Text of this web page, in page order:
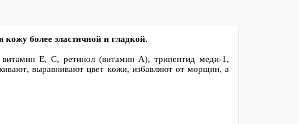
более эластичной и гладкой.
витамин Е, С, ретинол (витамин А), трипептид меди-1,
выравнивают цвет кожи, избавляют от морщин, а